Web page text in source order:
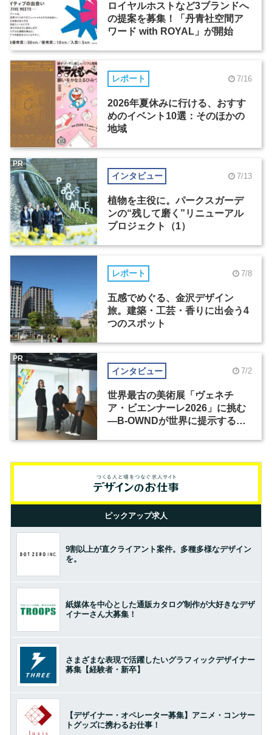
ロイヤルホストなど3ブランドへ
の提案を募集！「丹青社空間ア
ワード with ROYAL」が開始
レポート 7/16
2026年夏休みに行ける、おすす
めのイベント10選：そのほかの
地域
インタビュー 7/13
植物を主役に。パークスガーデ
ンの“残して磨く”リニューアル
プロジェクト（1）
PR
レポート 7/8
五感でめぐる、金沢デザイン
旅。建築・工芸・香りに出会う4
つのスポット
インタビュー 7/2
世界最古の美術展「ヴェネチ
ア・ビエンナーレ2026」に挑む
―B-OWNDが世界に提示する美
PR
ピックアップ求人
9割以上が直クライアント案件。多種多様なデザイン
を。
紙媒体を中心とした通販カタログ制作が大好きなデザ
イナーさん大募集！
さまざまな表現で活躍したいグラフィックデザイナー
募集【経験者・新卒】
【デザイナー・オペレーター募集】アニメ・コンサー
トグッズに携わるお仕事！